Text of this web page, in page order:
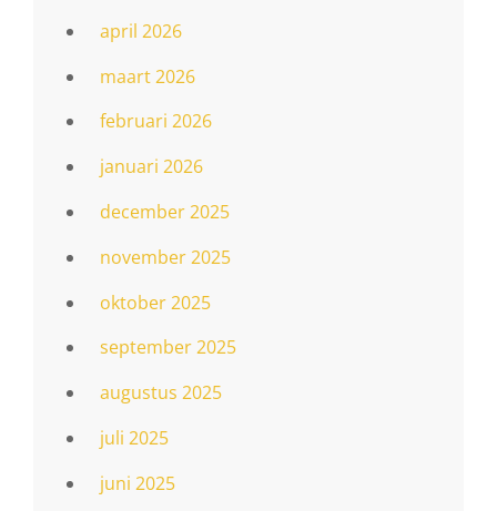
april 2026
maart 2026
februari 2026
januari 2026
december 2025
november 2025
oktober 2025
september 2025
augustus 2025
juli 2025
juni 2025